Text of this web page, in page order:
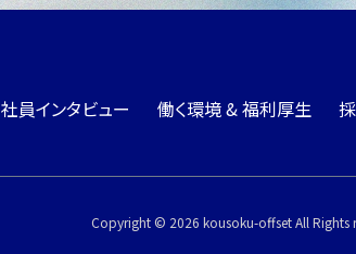
社員インタビュー 働く環境 & 福利厚生
Copyright © 2026 kousoku-offset All Rights